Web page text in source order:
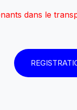
dans le